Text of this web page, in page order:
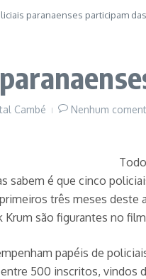
paranaenses participam
Cambé Nenhum
sabem é que cinco
três meses deste
Krum são figurantes no
papéis de
500 inscritos, vindos